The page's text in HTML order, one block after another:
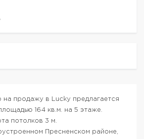
продажу в Lucky предлагается
164 кв.м. на 5 этаже.
потолков 3 м.
Пресненском районе,